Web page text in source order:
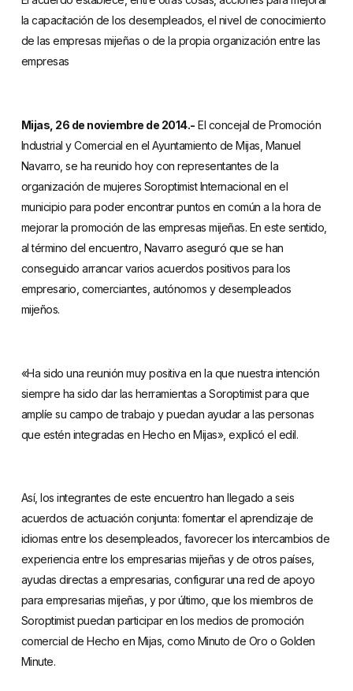
la capacitación de los desempleados, el nivel de conocimiento
de las empresas mijeñas o de la propia organización entre las
empresas
Mijas, 26 de noviembre de 2014.- El concejal de Promoción
Industrial y Comercial en el Ayuntamiento de Mijas, Manuel
Navarro, se ha reunido hoy con representantes de la
organización de mujeres Soroptimist Internacional en el
municipio para poder encontrar puntos en común a la hora de
mejorar la promoción de las empresas mijeñas. En este sentido,
al término del encuentro, Navarro aseguró que se han
conseguido arrancar varios acuerdos positivos para los
empresario, comerciantes, autónomos y desempleados
mijeños.
«Ha sido una reunión muy positiva en la que nuestra intención
siempre ha sido dar las herramientas a Soroptimist para que
amplíe su campo de trabajo y puedan ayudar a las personas
que estén integradas en Hecho en Mijas», explicó el edil.
Así, los integrantes de este encuentro han llegado a seis
acuerdos de actuación conjunta: fomentar el aprendizaje de
idiomas entre los desempleados, favorecer los intercambios de
experiencia entre los empresarias mijeñas y de otros países,
ayudas directas a empresarias, configurar una red de apoyo
para empresarias mijeñas, y por último, que los miembros de
Soroptimist puedan participar en los medios de promoción
comercial de Hecho en Mijas, como Minuto de Oro o Golden
Minute.